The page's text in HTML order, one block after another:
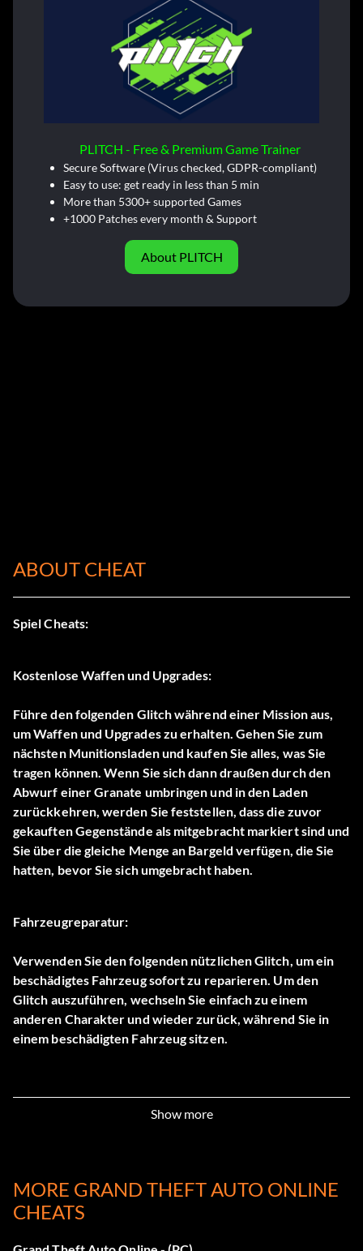
PLITCH - Free & Premium Game Trainer
Secure Software (Virus checked, GDPR-compliant)
Easy to use: get ready in less than 5 min
More than 5300+ supported Games
+1000 Patches every month & Support
About PLITCH
ABOUT CHEAT
Spiel Cheats:
Kostenlose Waffen und Upgrades:
Führe den folgenden Glitch während einer Mission aus,
um Waffen und Upgrades zu erhalten. Gehen Sie zum
nächsten Munitionsladen und kaufen Sie alles, was Sie
tragen können. Wenn Sie sich dann draußen durch den
Abwurf einer Granate umbringen und in den Laden
zurückkehren, werden Sie feststellen, dass die zuvor
gekauften Gegenstände als mitgebracht markiert sind und
Sie über die gleiche Menge an Bargeld verfügen, die Sie
hatten, bevor Sie sich umgebracht haben.
Fahrzeugreparatur:
Verwenden Sie den folgenden nützlichen Glitch, um ein
beschädigtes Fahrzeug sofort zu reparieren. Um den
Glitch auszuführen, wechseln Sie einfach zu einem
anderen Charakter und wieder zurück, während Sie in
einem beschädigten Fahrzeug sitzen.
Show more
MORE GRAND THEFT AUTO ONLINE
CHEATS